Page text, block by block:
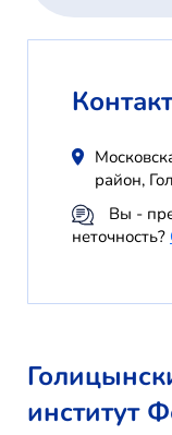
район,
Вы -
неточность?
институт